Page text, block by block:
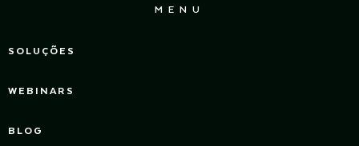
MENU
SOLUÇÕES
WEBINARS
BLOG